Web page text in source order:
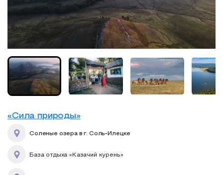
«Сила природы»
Соленые озера в г. Соль-Илецке
База отдыха «Казачий курень»